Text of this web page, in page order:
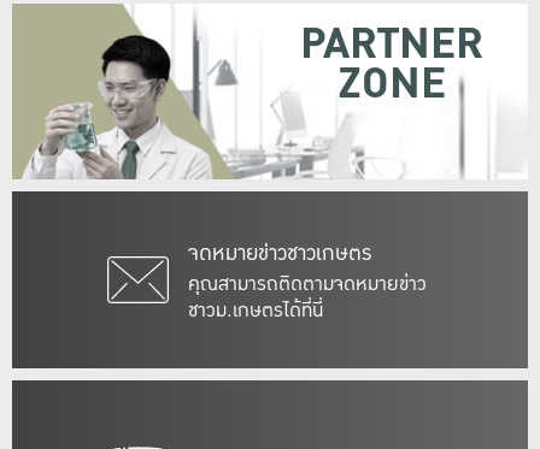
จดหมายข่าวชาวเกษตร
คุณสามารถติดตามจดหมายข่าว
ชาวม.เกษตรได้ที่นี่
PARTNER
ZONE